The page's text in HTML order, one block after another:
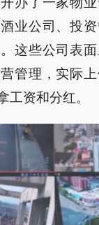
业公司、投
这些公司表
管理，实际
工资和分红。